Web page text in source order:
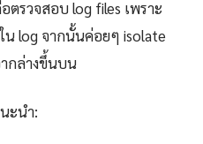
รวจสอบ log files เพราะ
log จากนั้นค่อยๆ isolate
กล่างขึ้นบน
ะนำ: